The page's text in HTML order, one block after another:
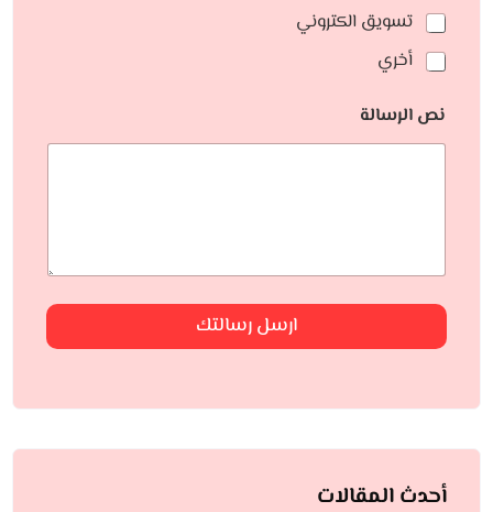
تسويق الكتروني
أخري
نص الرسالة
ارسل رسالتك
أحدث المقالات